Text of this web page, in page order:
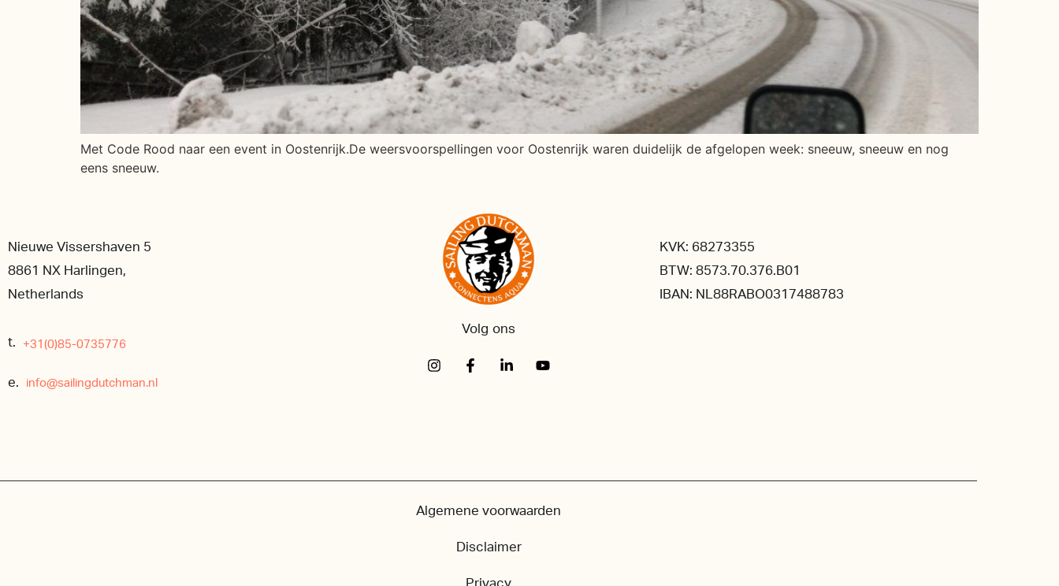
Met Code Rood naar een event in Oostenrijk.De weersvoorspellingen voor Oostenrijk waren duidelijk de afgelopen week: sneeuw, sneeuw en nog
eens sneeuw.
Nieuwe Vissershaven 5
8861 NX Harlingen,
Netherlands
t. +31(0)85-0735776
e. info@sailingdutchman.nl
Volg ons
KVK: 68273355
BTW: 8573.70.376.B01
IBAN: NL88RABO0317488783
Algemene voorwaarden
Disclaimer